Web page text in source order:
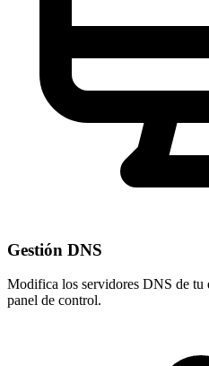
Gestión DNS
Modifica los servidores DNS de tu
panel de control.